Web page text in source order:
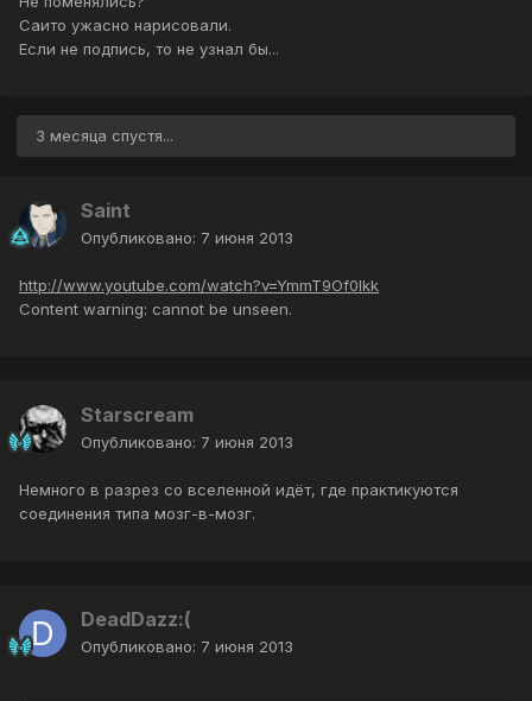
Саито ужасно нарисовали.
Если не подпись, то не узнал бы...
3 месяца спустя...
Saint
Опубликовано: 7 июня 2013
http://www.youtube.com/watch?v=YmmT9Of0Ikk
Content warning: cannot be unseen.
Starscream
Опубликовано: 7 июня 2013
Немного в разрез со вселенной идёт, где практикуются
соединения типа мозг-в-мозг.
DeadDazz:(
Опубликовано: 7 июня 2013